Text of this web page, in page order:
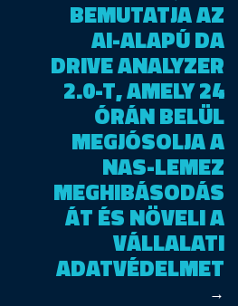
BEMUTATJA AZ
AI-ALAPÚ DA
DRIVE ANALYZER
2.0-T, AMELY 24
ÓRÁN BELÜL
MEGJÓSOLJA A
NAS-LEMEZ
MEGHIBÁSODÁS
ÁT ÉS NÖVELI A
VÁLLALATI
ADATVÉDELMET
→